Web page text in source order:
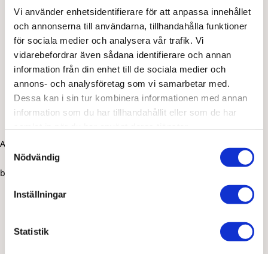
Vi använder enhetsidentifierare för att anpassa innehållet
och annonserna till användarna, tillhandahålla funktioner
för sociala medier och analysera vår trafik. Vi
vidarebefordrar även sådana identifierare och annan
information från din enhet till de sociala medier och
annons- och analysföretag som vi samarbetar med.
Dessa kan i sin tur kombinera informationen med annan
information som du har tillhandahållit eller som de har
Samtyckesval
Nödvändig
Inställningar
Statistik
Application error: a client-side exception has occurred (see the
browser console for more information)